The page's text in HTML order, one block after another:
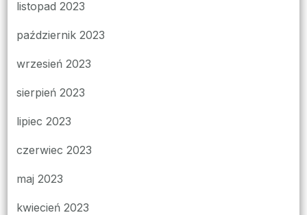
listopad 2023
październik 2023
wrzesień 2023
sierpień 2023
lipiec 2023
czerwiec 2023
maj 2023
kwiecień 2023